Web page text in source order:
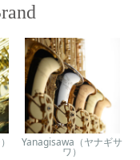
Yanagisawa（ヤナギサ
ワ）